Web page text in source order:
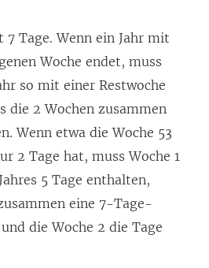
7 Tage. Wenn ein Jahr mit
Woche endet, muss
so mit einer Restwoche
die 2 Wochen zusammen
Wenn etwa die Woche 53
2 Tage hat, muss Woche 1
5 Tage enthalten,
eine 7-Tage-
die Woche 2 die Tage